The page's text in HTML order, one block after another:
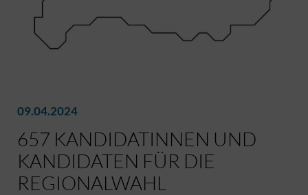
09.04.2024
657 KANDIDATINNEN UND
KANDIDATEN FÜR DIE
REGIONALWAHL